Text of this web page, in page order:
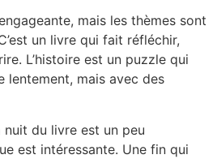
mais les thèmes sont
un livre qui fait réfléchir,
L’histoire est un puzzle qui
lentement, mais avec des
nuit du livre est un peu
est intéressante. Une fin qui